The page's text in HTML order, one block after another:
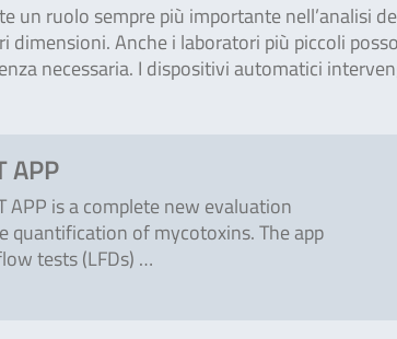
un ruolo sempre più importante nell’analisi
dimensioni. Anche i laboratori più piccoli
necessaria. I dispositivi automatici
APP
APP is a complete new evaluation
quantification of mycotoxins. The app
tests (LFDs) …